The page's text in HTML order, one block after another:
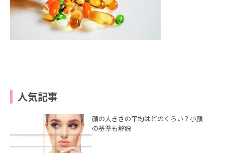
人気記事
顔の大きさの平均はどのくらい？小顔
の基準も解説